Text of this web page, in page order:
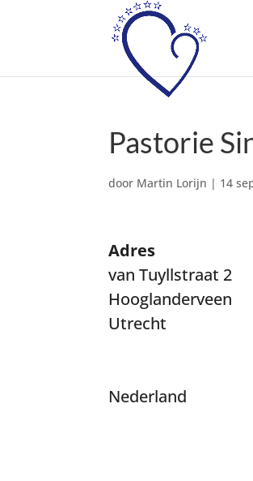
Pastorie
door Martin Lorijn | 14
Adres
van Tuyllstraat 2
Hooglanderveen
Utrecht
Nederland